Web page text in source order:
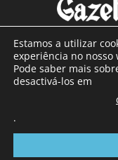
Com sede nas
a sul de distrito de
toda a região
Estamos a utilizar
experiência no nosso
Pode saber mais
desactivá-los em
.